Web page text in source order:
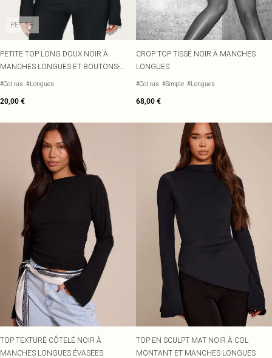
PETITE
PETITE TOP LONG DOUX NOIR À
MANCHES LONGUES ET BOUTONS-
PRESSION
#Col ras #Longues
20,00 €
CROP TOP TISSÉ NOIR À MANCHES
LONGUES
#Col ras #Simple #Longues
68,00 €
TOP TEXTURÉ CÔTELÉ NOIR À
MANCHES LONGUES ÉVASÉES
TOP EN SCULPT MAT NOIR À COL
MONTANT ET MANCHES LONGUES